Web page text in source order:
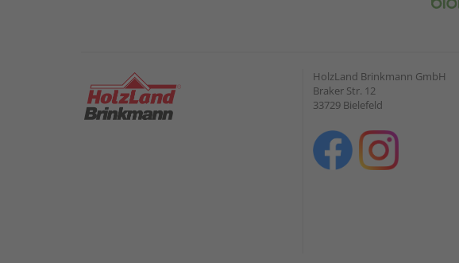
HolzLand Brinkmann GmbH
Braker Str. 12
33729 Bielefeld